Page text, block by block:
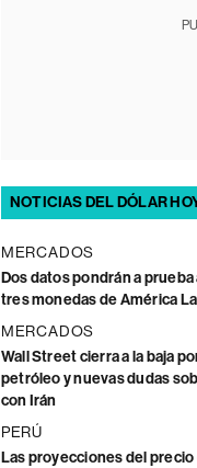
NOTICIAS DEL DÓLAR
MERCADOS
Dos datos pondrán a prueba
tres monedas de América
MERCADOS
Wall Street cierra a la baja
petróleo y nuevas dudas
con Irán
PERÚ
Las proyecciones del precio